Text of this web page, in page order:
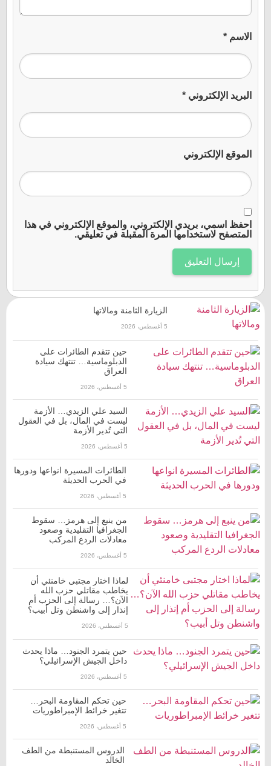
الاسم *
البريد الإلكتروني *
الموقع الإلكتروني
احفظ اسمي، بريدي الإلكتروني، والموقع الإلكتروني في هذا
المتصفح لاستخدامها المرة المقبلة في تعليقي.
الزيارة الثامنة ومالاتها
5 أغسطس، 2026
حين تتقدم الطائرات على
الدبلوماسية… تنتهك سيادة
العراق
5 أغسطس، 2026
السيد علي الزيدي… الأزمة
ليست في المال، بل في العقول
التي تُدير الأزمة
5 أغسطس، 2026
الطائرات المسيرة انواعها ودورها
في الحرب الحديثة
5 أغسطس، 2026
من ينبع إلى هرمز… سقوط
الجغرافيا التقليدية وصعود
معادلات الردع المركب
5 أغسطس، 2026
لماذا اختار مجتبى خامنئي أن
يخاطب مقاتلي حزب الله
الآن؟… رسالة إلى الحزب أم
إنذار إلى واشنطن وتل أبيب؟
5 أغسطس، 2026
حين يتمرد الجنود… ماذا يحدث
داخل الجيش الإسرائيلي؟
5 أغسطس، 2026
حين تحكم المقاومة البحر…
تتغير خرائط الإمبراطوريات
5 أغسطس، 2026
الدروس المستنبطة من الطف
الخالد